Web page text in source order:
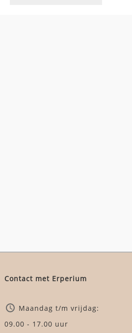
Contact met Erperium
Maandag t/m vrijdag:
09.00 - 17.00 uur